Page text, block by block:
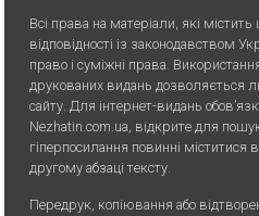
Всі права на матеріали, які
відповідності із законодавством
право і суміжні права.
друкованих видань дозволяється
сайту. Для iнтернет-видань
Nezhatin.com.ua, відкрите для
гіперпосилання повинні
другому абзаці тексту.
Передрук, копiювання або